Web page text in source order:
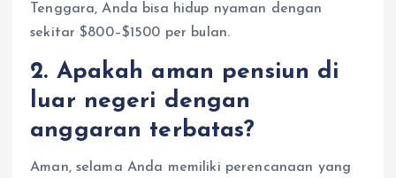
Tenggara, Anda bisa hidup nyaman dengan
sekitar $800–$1500 per bulan.
2. Apakah aman pensiun di
luar negeri dengan
anggaran terbatas?
Aman, selama Anda memiliki perencanaan yang